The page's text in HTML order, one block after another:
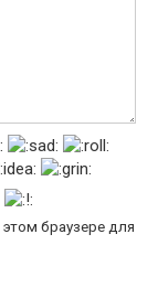
браузере для